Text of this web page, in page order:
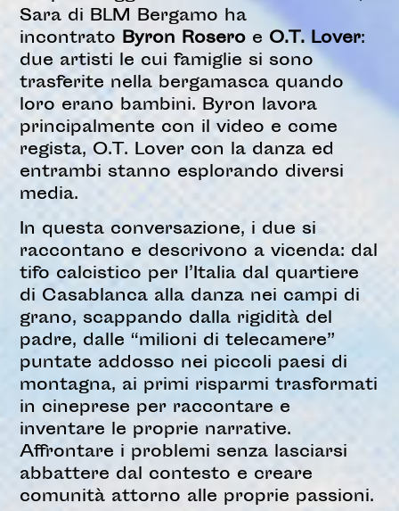
Sara di BLM Bergamo ha
incontrato Byron Rosero e O.T. Lover:
due artisti le cui famiglie si sono
trasferite nella bergamasca quando
loro erano bambini. Byron lavora
principalmente con il video e come
regista, O.T. Lover con la danza ed
entrambi stanno esplorando diversi
media.
In questa conversazione, i due si
raccontano e descrivono a vicenda: dal
tifo calcistico per l’Italia dal quartiere
di Casablanca alla danza nei campi di
grano, scappando dalla rigidità del
padre, dalle “milioni di telecamere”
puntate addosso nei piccoli paesi di
montagna, ai primi risparmi trasformati
in cineprese per raccontare e
inventare le proprie narrative.
Affrontare i problemi senza lasciarsi
abbattere dal contesto e creare
comunità attorno alle proprie passioni.